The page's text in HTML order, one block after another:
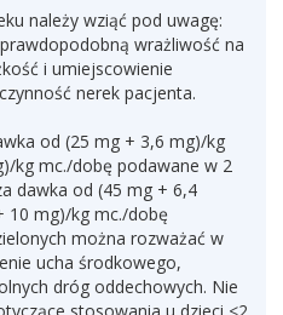
należy wziąć pod uwagę:
wrażliwość na
i umiejscowienie
nerek pacjenta.
od (25 mg + 3,6 mg)/kg
kg mc./dobę podawane w 2
dawka od (45 mg + 6,4
10 mg)/kg mc./dobę
można rozważać w
ucha środkowego,
dróg oddechowych. Nie